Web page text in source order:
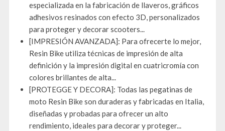
especializada en la fabricación de llaveros, gráficos
adhesivos resinados con efecto 3D, personalizados
para proteger y decorar scooters...
[IMPRESIÓN AVANZADA]: Para ofrecerte lo mejor,
Resin Bike utiliza técnicas de impresión de alta
definición y la impresión digital en cuatricromía con
colores brillantes de alta...
[PROTEGGE Y DECORA]: Todas las pegatinas de
moto Resin Bike son duraderas y fabricadas en Italia,
diseñadas y probadas para ofrecer un alto
rendimiento, ideales para decorar y proteger...